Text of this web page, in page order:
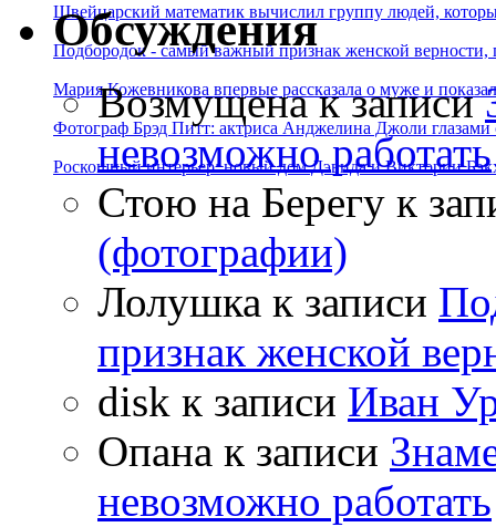
Швейцарский математик вычислил группу людей,
Подбородок - самый важный признак женской
Мария Кожевникова впервые рассказала о муже и
Фотограф Брэд Питт: актриса Анджелина Джоли глазами
Роскошный интерьер: новый дом Дэвида и Виктории
Обсуждения
Возмущенак записи
невозможно работать
Стою на Берегу к
(фотографии)
Лолушка к записи
признак женской
disk к записи Иван
Опана к записи
невозможно работать